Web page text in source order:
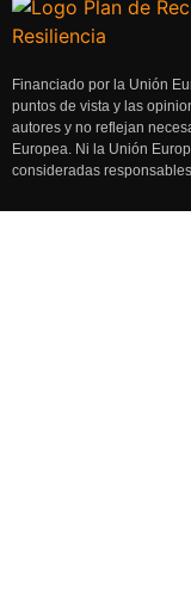
Financiado por la Unión
puntos de vista y las
autores y no reflejan
Europea. Ni la Unión
consideradas